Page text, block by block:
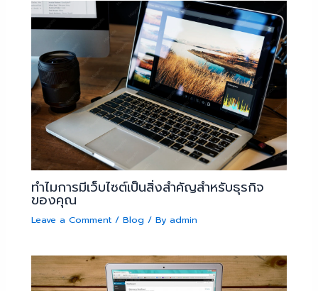
ทำไมการมีเว็บไซต์เป็นสิ่งสำคัญสำหรับธุรกิจ
ของคุณ
Leave a Comment /Blog / Byadmin